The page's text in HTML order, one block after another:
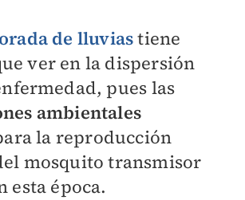
de lluviastiene
ver en la dispersión
pues las
ambientales
la reproducción
mosquito transmisor
esta época.